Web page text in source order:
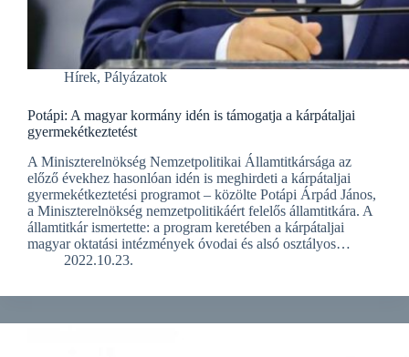
Hírek, Pályázatok
Potápi: A magyar kormány idén is támogatja a kárpátaljai
gyermekétkeztetést
A Miniszterelnökség Nemzetpolitikai Államtitkársága az
előző évekhez hasonlóan idén is meghirdeti a kárpátaljai
gyermekétkeztetési programot – közölte Potápi Árpád János,
a Miniszterelnökség nemzetpolitikáért felelős államtitkára. A
államtitkár ismertette: a program keretében a kárpátaljai
magyar oktatási intézmények óvodai és alsó osztályos…
2022.10.23.